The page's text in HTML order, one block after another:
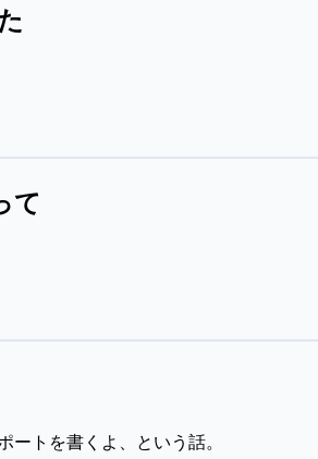
て
トを書くよ、という話。